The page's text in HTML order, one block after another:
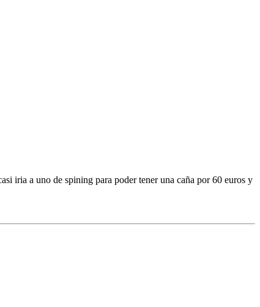
iria a uno de spining para poder tener una caña por 60 euros y